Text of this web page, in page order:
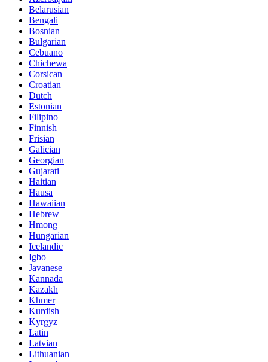
Belarusian
Bengali
Bosnian
Bulgarian
Cebuano
Chichewa
Corsican
Croatian
Dutch
Estonian
Filipino
Finnish
Frisian
Galician
Georgian
Gujarati
Haitian
Hausa
Hawaiian
Hebrew
Hmong
Hungarian
Icelandic
Igbo
Javanese
Kannada
Kazakh
Khmer
Kurdish
Kyrgyz
Latin
Latvian
Lithuanian